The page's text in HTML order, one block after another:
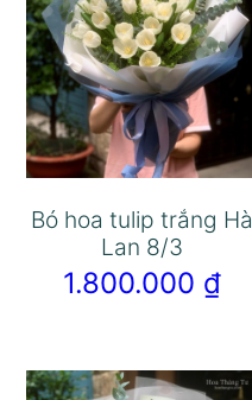
Bó hoa tulip trắng Hà
Lan 8/3
1.800.000 ₫